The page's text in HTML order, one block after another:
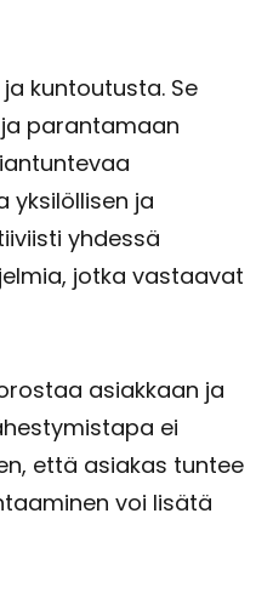
kuntoutusta. Se
parantamaan
yksilöllisen ja
yhdessä
jotka vastaavat
asiakkaan ja
ei
että asiakas tuntee
voi lisätä